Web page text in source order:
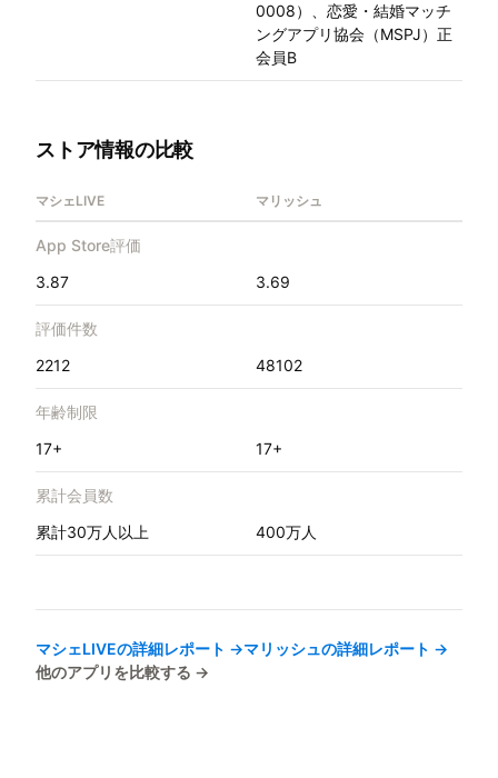
0008）、恋愛・結婚マッチ
ングアプリ協会（MSPJ）正
会員B
ストア情報の比較
マシェLIVE マリッシュ
App Store評価
3.87
3.69
評価件数
2212
48102
年齢制限
17+
17+
累計会員数
累計30万人以上
400万人
マシェLIVEの詳細レポート →マリッシュの詳細レポート →
他のアプリを比較する →